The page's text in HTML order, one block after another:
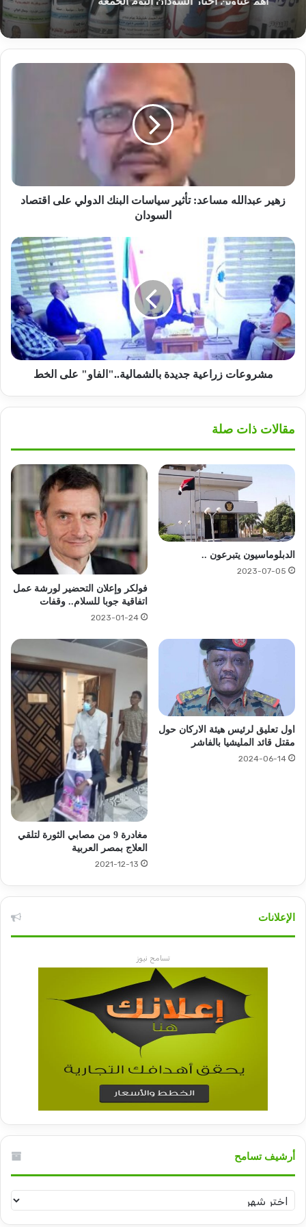
2026-08-07
أهم عناوين أخبار السودان اليوم الجمعة
زهير
اقتصاد
السودان
زهير عبدالله مساعد: تأثير سياسات البنك الدولي على اقتصاد
السودان
مشروعات
زراعية
جديدة
بالشمالية.."الفاو"
على
الخط
مشروعات زراعية جديدة بالشمالية.."الفاو" على الخط
مقالات ذات صلة
الدبلوماسيون يتبرعون ..
2023-07-05
فولكر وإعلان التحضير لورشة عمل
اتفاقية جوبا للسلام.. وقفات
2023-01-24
اول تعليق لرئيس هيئة الاركان حول
مقتل قائد المليشيا بالفاشر
2024-06-14
مغادرة 9 من مصابي الثورة لتلقي
العلاج بمصر العربية
2021-12-13
الإعلانات
تسامح نيوز
أرشيف تسامح
أرشيف
تسامح